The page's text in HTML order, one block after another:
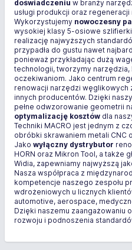
doświadczeniu w branży
usługi produkcji oraz
Wykorzystujemy nowoczesny
wysokiej klasy 5-osiowe szlifierki
realizację najwyższych
przypadła do gustu nawet
ponieważ przykładając dużą
technologii, tworzymy
oczekiwaniom. Jako centrum
renowacji narzędzi węglikowych
innych producentów. Dzięki
pełne odwzorowanie geometrii
optymalizację kosztów dla
Techniki MACRO jest jednym z
obróbki skrawaniem metali CNC
Jako wyłączny dystrybutor
HORN oraz Mikron Tool, a także
Widia, zapewniamy najwyższą
Nasza współpraca z
kompetencje naszego zespołu
wdrożeniowych u licznych
automotive, aerospace,
Dzięki naszemu zaangażowaniu
rozwoju i podnoszenia